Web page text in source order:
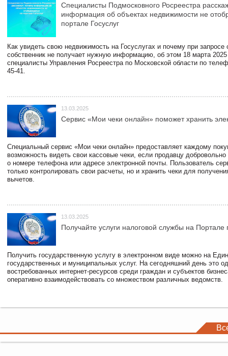
Специалисты Подмосковного Росреестра
информация об объектах недвижимости не
портале Госуслуг
Как увидеть свою недвижимость на Госуслугах и почему при запросе
собственник не получает нужную информацию, об этом 18 марта 2025
специалисты Управления Росреестра по Московской области по
45-41.
13.03.2025
Сервис «Мои чеки онлайн» поможет хранить
Специальный сервис «Мои чеки онлайн» предоставляет каждому
возможность видеть свои кассовые чеки, если продавцу
о номере телефона или адресе электронной почты. Пользователь
только контролировать свои расчеты, но и хранить чеки для
вычетов.
13.03.2025
Получайте услуги налоговой службы на Портале
Получить государственную услугу в электронном виде можно на
государственных и муниципальных услуг. На сегодняшний день это
востребованных интернет-ресурсов среди граждан и субъектов
оперативно взаимодействовать со множеством различных ведомств.